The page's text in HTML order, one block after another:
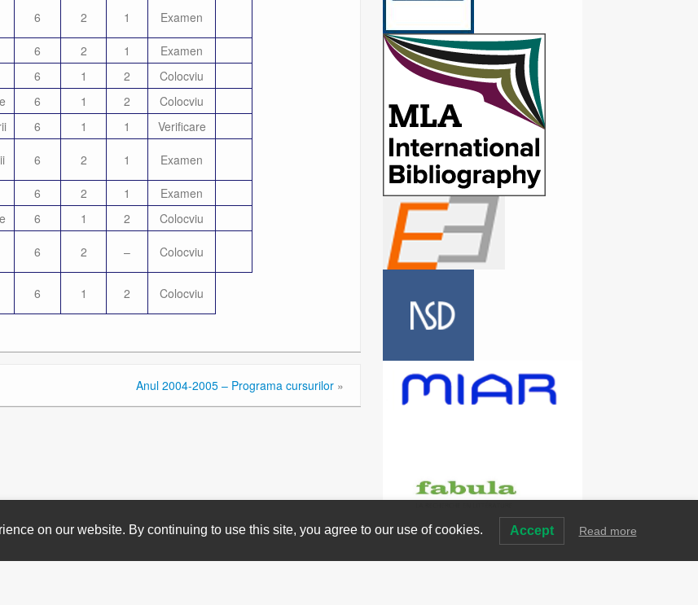
6 2 1 Examen
6 2 1
Examen
6 1 2
Colocviu
6 1 2
Colocviu
6 1 1
Verificare
6 2 1 Examen
6 2 1
Examen
6 1 2 Colocviu
6 2 – Colocviu
6 1 2 Colocviu
Anul 2004-2005 – Programa cursurilor »
on our website. By continuing to use this site, you agree to our use of cookies. Accept Read more